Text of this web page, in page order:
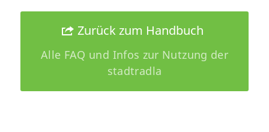
Zurück zum Handbuch
Alle FAQ und Infos zur Nutzung der
stadtradla